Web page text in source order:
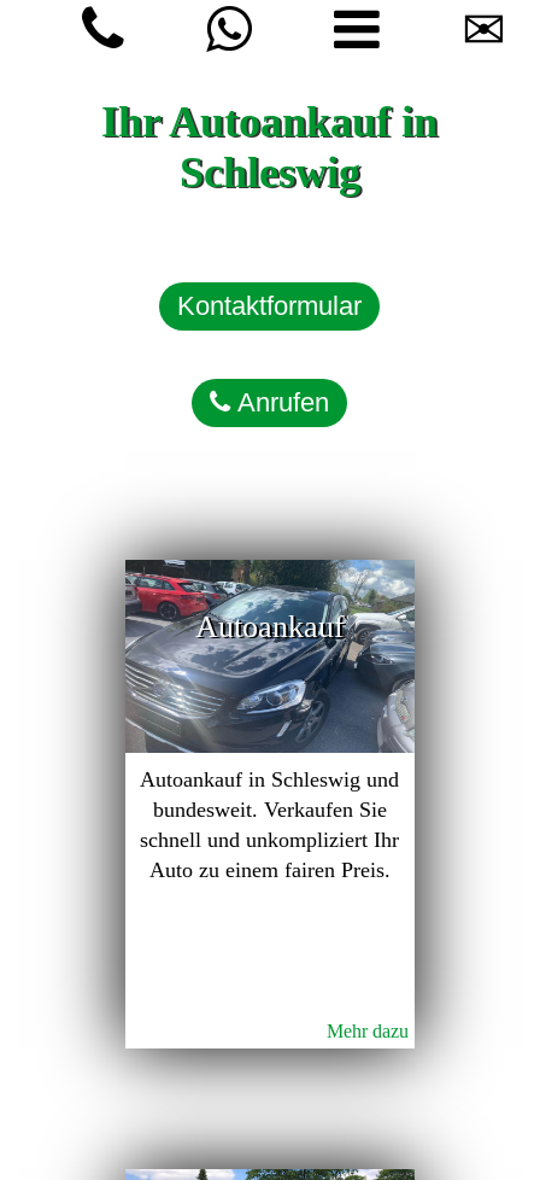
✉
Ihr Autoankauf in
Schleswig
Kontaktformular
Anrufen
Autoankauf
Autoankauf in Schleswig und
bundesweit. Verkaufen Sie
schnell und unkompliziert Ihr
Auto zu einem fairen Preis.
Mehr dazu